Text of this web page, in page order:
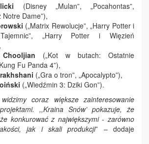
(Disney „Mulan”, „Pocahontas”,
Notre Dame”),
(„Matrix Rewolucje”, „Harry Potter i
„Harry Potter i Więzień
(„Kot w butach: Ostatnie
Fu Panda 4”),
(„Gra o tron”, „Apocalypto”),
(„Wiedźmin 3: Dziki Gon”).
coraz większe zainteresowanie
,,Kraina Snów’ pokazuje, że
konkurować z największymi - zarówno
jak i skali produkcji” – dodaje